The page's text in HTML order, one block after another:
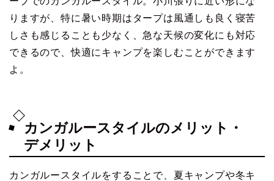
りますが、特に暑い時期はタープは風通しも良く寝苦
しさも感じることも少なく、急な天候の変化にも対応
できるので、快適にキャンプを楽しむことができます
よ。
カンガルースタイルのメリット・
デメリット
カンガルースタイルをすることで、夏キャンプや冬キ